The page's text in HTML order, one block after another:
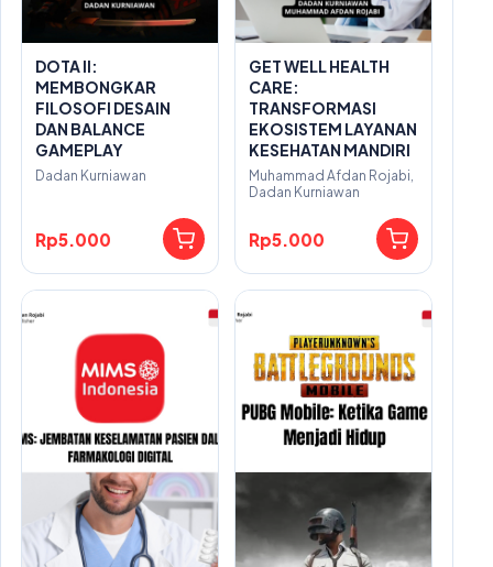
DOTA II:
MEMBONGKAR
FILOSOFI DESAIN
DAN BALANCE
GAMEPLAY
Dadan Kurniawan
Rp5.000
GET WELL HEALTH
CARE:
TRANSFORMASI
EKOSISTEM LAYANAN
KESEHATAN MANDIRI
Muhammad Afdan Rojabi,
Dadan Kurniawan
Rp5.000